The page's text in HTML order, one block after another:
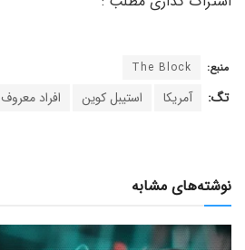
منبع: The Block
تگ: آمریکا استیبل کوین افراد معروف
نوشته‌های مشابه